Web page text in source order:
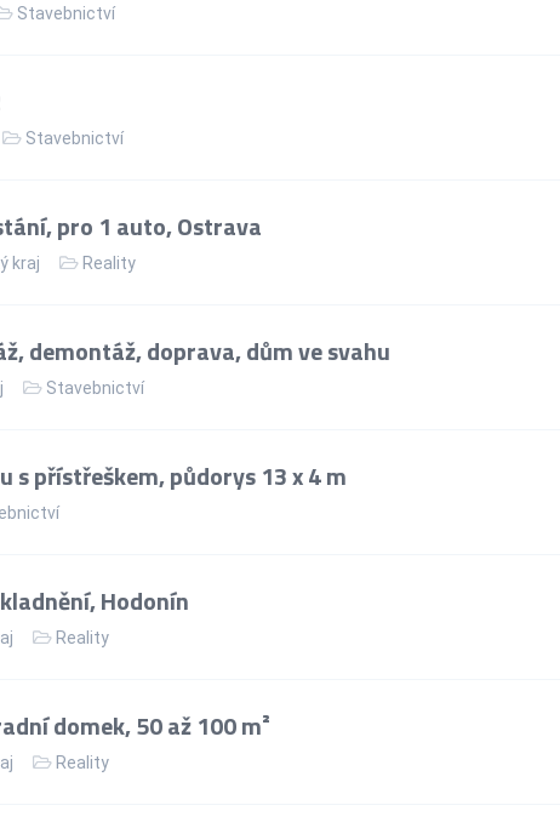
Stavebnictví
Stavebnictví
pro 1 auto, Ostrava
kraj Reality
demontáž, doprava, dům ve svahu
Stavebnictví
s přístřeškem, půdorys 13 x 4 m
Hodonín
Reality
domek, 50 až 100 m²
Reality